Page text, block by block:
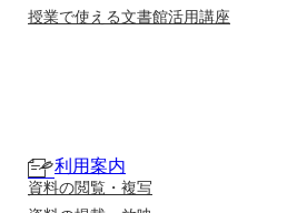
授業で使える文書館活用講座
利用案内
資料の閲覧・複写